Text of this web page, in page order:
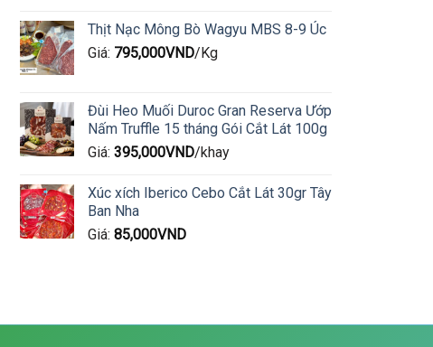
Thịt Nạc Mông Bò Wagyu MBS 8-9 Úc
Giá: 795,000VND/Kg
Đùi Heo Muối Duroc Gran Reserva Ướp
Nấm Truffle 15 tháng Gói Cắt Lát 100g
Giá: 395,000VND/khay
Xúc xích Iberico Cebo Cắt Lát 30gr Tây
Ban Nha
Giá: 85,000VND